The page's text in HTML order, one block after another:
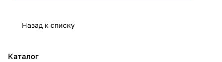
Назад к списку
Каталог